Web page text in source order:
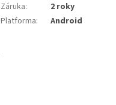
Záruka:
2 roky
Platforma: Android